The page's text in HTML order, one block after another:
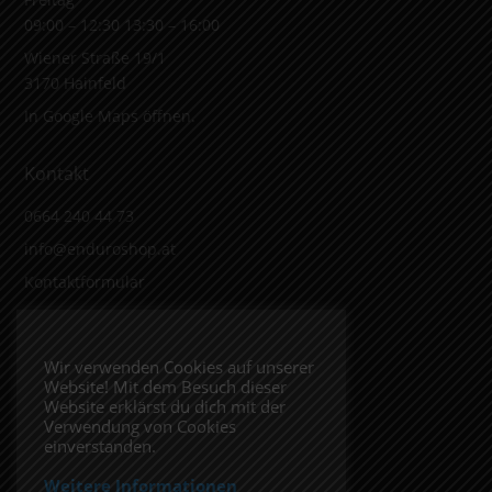
09:00 – 12:30 13:30 – 16:00
Wiener Straße 19/1
3170 Hainfeld
In Google Maps öffnen.
Kontakt
0664 240 44 73
info@enduroshop.at
Kontaktformular
Impressum
Datenschutzerklärung
Wir verwenden Cookies auf unserer
Website! Mit dem Besuch dieser
Website erklärst du dich mit der
Verwendung von Cookies
einverstanden.
Weitere Informationen